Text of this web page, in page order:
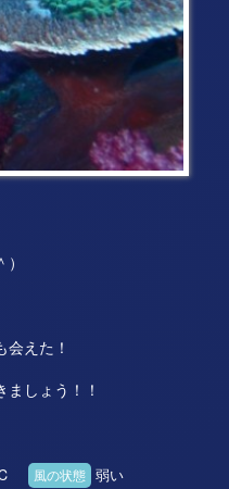
えた！
しょう！！
風の状態 弱い